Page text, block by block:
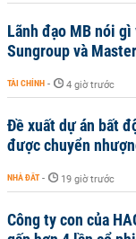
Lãnh đạo MB nói
Sungroup và
TÀI CHÍNH - 4 giờ trước
Đề xuất dự án bất
được chuyển
NHÀ ĐẤT - 19 giờ trước
Công ty con của